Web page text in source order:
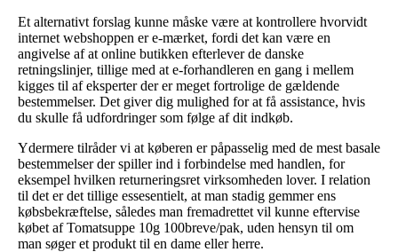
Et alternativt forslag kunne måske være at kontrollere hvorvidt
internet webshoppen er e-mærket, fordi det kan være en
angivelse af at online butikken efterlever de danske
retningslinjer, tillige med at e-forhandleren en gang i mellem
kigges til af eksperter der er meget fortrolige de gældende
bestemmelser. Det giver dig mulighed for at få assistance, hvis
du skulle få udfordringer som følge af dit indkøb.
Ydermere tilråder vi at køberen er påpasselig med de mest basale
bestemmelser der spiller ind i forbindelse med handlen, for
eksempel hvilken returneringsret virksomheden lover. I relation
til det er det tillige essesentielt, at man stadig gemmer ens
købsbekræftelse, således man fremadrettet vil kunne eftervise
købet af Tomatsuppe 10g 100breve/pak, uden hensyn til om
man søger et produkt til en dame eller herre.